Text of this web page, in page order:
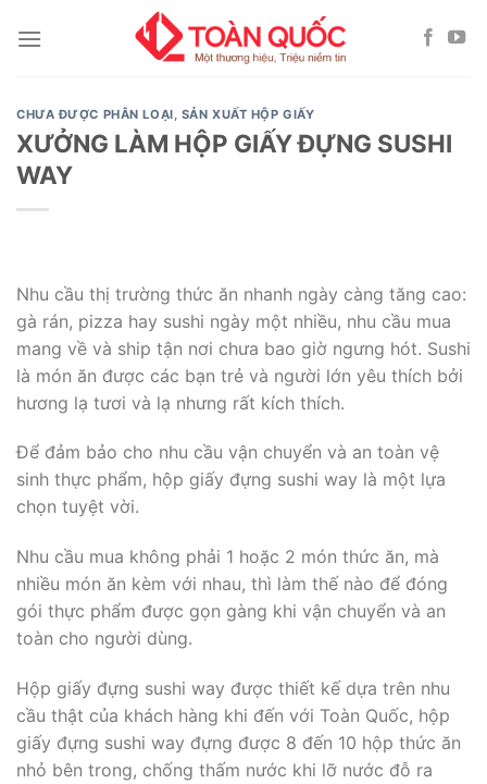
CHƯA ĐƯỢC PHÂN LOẠI, SẢN XUẤT HỘP GIẤY
XƯỞNG LÀM HỘP GIẤY ĐỰNG SUSHI
WAY
Nhu cầu thị trường thức ăn nhanh ngày càng tăng cao:
gà rán, pizza hay sushi ngày một nhiều, nhu cầu mua
mang về và ship tận nơi chưa bao giờ ngưng hót. Sushi
là món ăn được các bạn trẻ và người lớn yêu thích bởi
hương lạ tươi và lạ nhưng rất kích thích.
Để đảm bảo cho nhu cầu vận chuyển và an toàn vệ
sinh thực phẩm, hộp giấy đựng sushi way là một lựa
chọn tuyệt vời.
Nhu cầu mua không phải 1 hoặc 2 món thức ăn, mà
nhiều món ăn kèm với nhau, thì làm thế nào để đóng
gói thực phẩm được gọn gàng khi vận chuyển và an
toàn cho người dùng.
Hộp giấy đựng sushi way được thiết kế dựa trên nhu
cầu thật của khách hàng khi đến với Toàn Quốc, hộp
giấy đựng sushi way đựng được 8 đến 10 hộp thức ăn
nhỏ bên trong, chống thấm nước khi lỡ nước đỗ ra